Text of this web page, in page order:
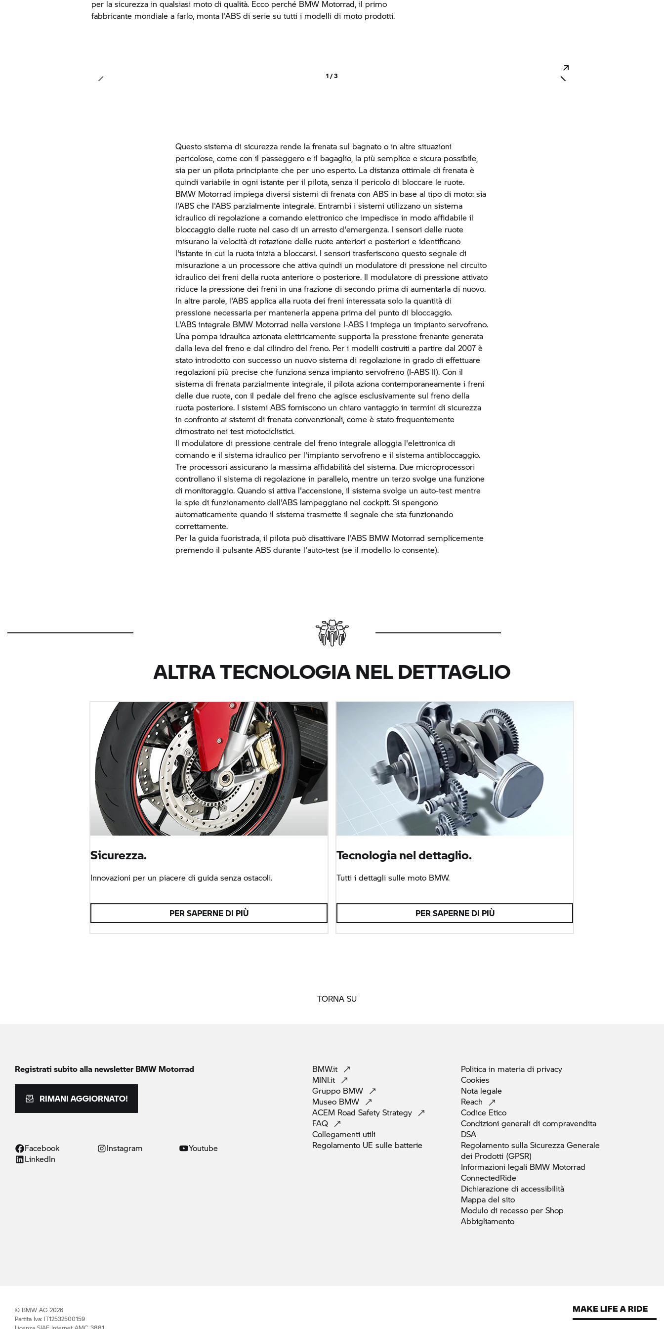
per la sicurezza in qualsiasi moto di qualità. Ecco perché BMW Motorrad, il primo
fabbricante mondiale a farlo, monta l'ABS di serie su tutti i modelli di moto prodotti.
1 / 3
Questo sistema di sicurezza rende la frenata sul bagnato o in altre situazioni
pericolose, come con il passeggero e il bagaglio, la più semplice e sicura possibile,
sia per un pilota principiante che per uno esperto. La distanza ottimale di frenata è
quindi variabile in ogni istante per il pilota, senza il pericolo di bloccare le ruote.
BMW Motorrad impiega diversi sistemi di frenata con ABS in base al tipo di moto: sia
l'ABS che l'ABS parzialmente integrale. Entrambi i sistemi utilizzano un sistema
idraulico di regolazione a comando elettronico che impedisce in modo affidabile il
bloccaggio delle ruote nel caso di un arresto d'emergenza. I sensori delle ruote
misurano la velocità di rotazione delle ruote anteriori e posteriori e identificano
l'istante in cui la ruota inizia a bloccarsi. I sensori trasferiscono questo segnale di
misurazione a un processore che attiva quindi un modulatore di pressione nel circuito
idraulico dei freni della ruota anteriore o posteriore. Il modulatore di pressione attivato
riduce la pressione dei freni in una frazione di secondo prima di aumentarla di nuovo.
In altre parole, l'ABS applica alla ruota dei freni interessata solo la quantità di
pressione necessaria per mantenerla appena prima del punto di bloccaggio.
L'ABS integrale BMW Motorrad nella versione I-ABS I impiega un impianto servofreno.
Una pompa idraulica azionata elettricamente supporta la pressione frenante generata
dalla leva del freno e dal cilindro del freno. Per i modelli costruiti a partire dal 2007 è
stato introdotto con successo un nuovo sistema di regolazione in grado di effettuare
regolazioni più precise che funziona senza impianto servofreno (I-ABS II). Con il
sistema di frenata parzialmente integrale, il pilota aziona contemporaneamente i freni
delle due ruote, con il pedale del freno che agisce esclusivamente sul freno della
ruota posteriore. I sistemi ABS forniscono un chiaro vantaggio in termini di sicurezza
in confronto ai sistemi di frenata convenzionali, come è stato frequentemente
dimostrato nei test motociclistici.
Il modulatore di pressione centrale del freno integrale alloggia l'elettronica di
comando e il sistema idraulico per l'impianto servofreno e il sistema antibloccaggio.
Tre processori assicurano la massima affidabilità del sistema. Due microprocessori
controllano il sistema di regolazione in parallelo, mentre un terzo svolge una funzione
di monitoraggio. Quando si attiva l'accensione, il sistema svolge un auto-test mentre
le spie di funzionamento dell'ABS lampeggiano nel cockpit. Si spengono
automaticamente quando il sistema trasmette il segnale che sta funzionando
correttamente.
Per la guida fuoristrada, il pilota può disattivare l'ABS BMW Motorrad semplicemente
premendo il pulsante ABS durante l'auto-test (se il modello lo consente).
ALTRA TECNOLOGIA NEL DETTAGLIO
Sicurezza.
Innovazioni per un piacere di guida senza ostacoli.
PER SAPERNE DI PIÙ
Tecnologia nel dettaglio.
Tutti i dettagli sulle moto BMW.
PER SAPERNE DI PIÙ
TORNA SU
Registrati subito alla newsletterBMW Motorrad
RIMANI AGGIORNATO!
Facebook Instagram
Youtube
LinkedIn
BMW.it
MINI.it
Gruppo BMW
Museo BMW
ACEM Road Safety Strategy
FAQ
Collegamenti utili
Regolamento UE sulle batterie
Politica in materia di privacy
Cookies
Nota legale
Reach
Codice Etico
Condizioni generali di compravendita
DSA
Regolamento sulla Sicurezza Generale
dei Prodotti (GPSR)
Informazioni legali BMW Motorrad
ConnectedRide
Dichiarazione di accessibilità
Mappa del sito
Modulo di recesso per Shop
Abbigliamento
© BMW AG 2026
Partita Iva: IT12532500159